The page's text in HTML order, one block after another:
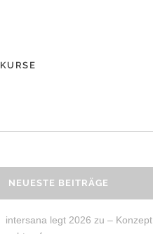
KURSE
NEUESTE BEITRÄGE
intersana legt 2026 zu – Konzept